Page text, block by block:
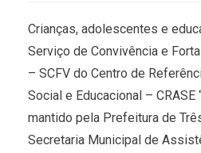
Crianças, adolescentes e
Serviço de Convivência e
– SCFV do Centro de
Social e Educacional – CRASE
mantido pela Prefeitura de
Secretaria Municipal de